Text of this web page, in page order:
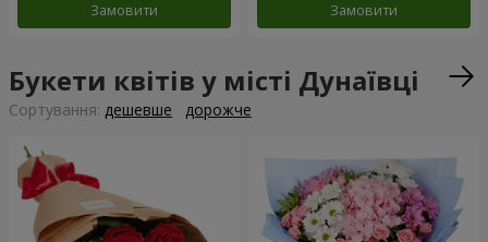
Замовити Замовити
Букети квітів у місті Дунаївці
Сортування: дешевше дорожче